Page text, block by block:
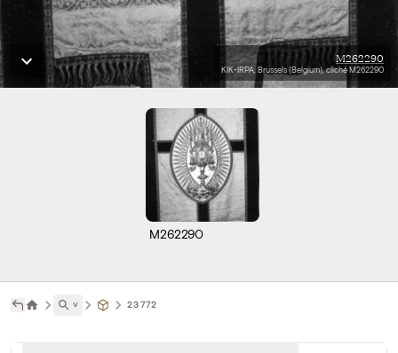
M262290
KIK-IRPA, Brussels (Belgium), cliché M262290
M262290
˅ 23772